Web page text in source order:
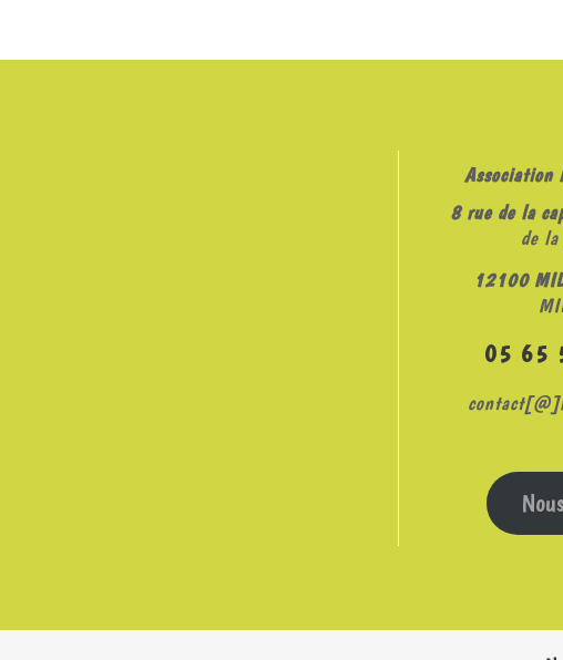
Association
8 rue de la
de
12100
05 65